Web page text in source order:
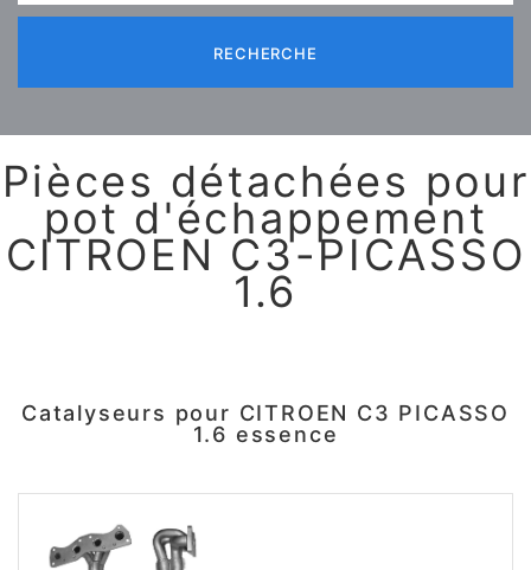
RECHERCHE
Pièces détachées pour
pot d'échappement
CITROEN C3-PICASSO
1.6
Catalyseurs pour CITROEN C3 PICASSO
1.6 essence